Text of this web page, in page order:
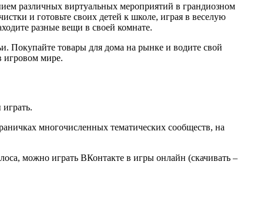
различных виртуальных мероприятий в грандиозном
и готовьте своих детей к школе, играя в веселую
разные вещи в своей комнате.
Покупайте товары для дома на рынке и водите свой
игровом мире.
многочисленных тематических сообществ, на
можно играть ВКонтакте в игры онлайн (скачивать –